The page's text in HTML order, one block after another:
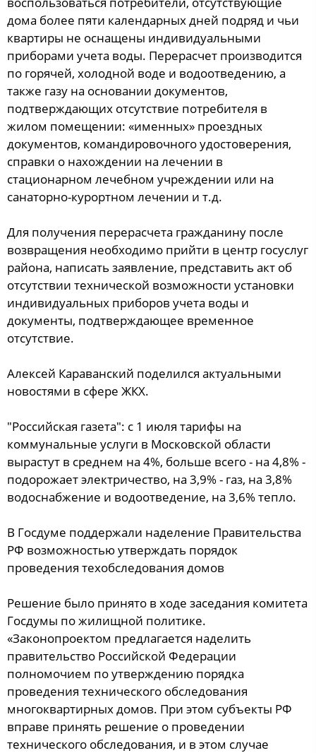
дома более пяти календарных дней подряд и чьи
квартиры не оснащены индивидуальными
приборами учета воды. Перерасчет производится
по горячей, холодной воде и водоотведению, а
также газу на основании документов,
подтверждающих отсутствие потребителя в
жилом помещении: «именных» проездных
документов, командировочного удостоверения,
справки о нахождении на лечении в
стационарном лечебном учреждении или на
санаторно-курортном лечении и т.д.
Для получения перерасчета гражданину после
возвращения необходимо прийти в центр госуслуг
района, написать заявление, представить акт об
отсутствии технической возможности установки
индивидуальных приборов учета воды и
документы, подтверждающее временное
отсутствие.
Алексей Караванский поделился актуальными
новостями в сфере ЖКХ.
"Российская газета": с 1 июля тарифы на
коммунальные услуги в Московской области
вырастут в среднем на 4%, больше всего - на 4,8% -
подорожает электричество, на 3,9% - газ, на 3,8%
водоснабжение и водоотведение, на 3,6% тепло.
В Госдуме поддержали наделение Правительства
РФ возможностью утверждать порядок
проведения техобследования домов
Решение было принято в ходе заседания комитета
Госдумы по жилищной политике.
«Законопроектом предлагается наделить
правительство Российской Федерации
полномочием по утверждению порядка
проведения технического обследования
многоквартирных домов. При этом субъекты РФ
вправе принять решение о проведении
технического обследования, и в этом случае